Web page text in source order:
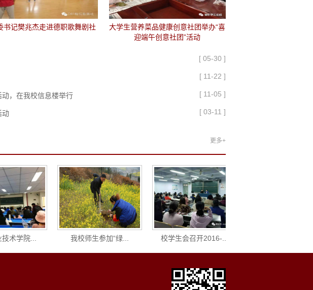
书记樊兆杰走进德职歌舞剧社
大学生营养菜品健康创意社团举办“喜
迎端午创意社团”活动
[ 05-30 ]
[ 11-22 ]
[ 11-05 ]
，在我校信息楼举行
[ 03-11 ]
动
更多+
术学院... 我校师生参加“绿... 校学生会召开2016-...